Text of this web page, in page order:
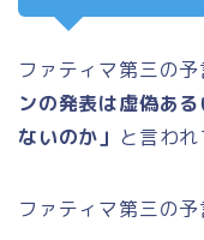
ファティマ第三の
ンの発表は虚偽あ
ないのか」 と言われ
ファティマ第三の